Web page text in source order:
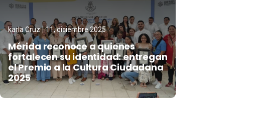
karla Cruz 11, diciembre 2025
Mérida reconoce a quienes
fortalecen su identidad: entregan
el Premio a la Cultura Ciudadana
2025